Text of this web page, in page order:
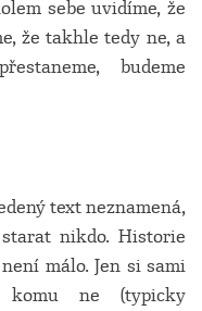
sebe uvidíme, že
že takhle tedy ne, a
budeme
text neznamená,
nikdo. Historie
málo. Jen si sami
komu ne (typicky